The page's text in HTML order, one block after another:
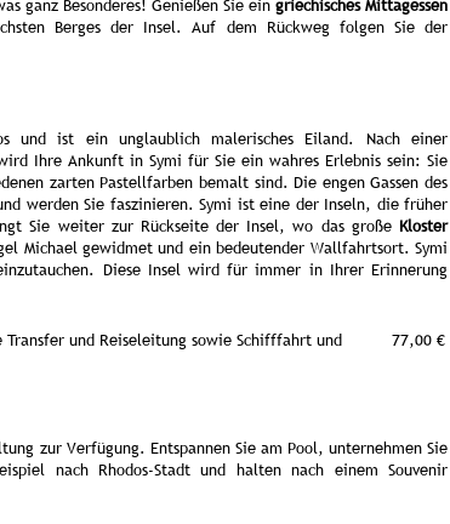
Berges der Insel. Auf dem Rückweg folgen Sie der
und ist ein unglaublich malerisches Eiland. Nach einer
Ihre Ankunft in Symi für Sie ein wahres Erlebnis sein: Sie
zarten Pastellfarben bemalt sind. Die engen Gassen des
werden Sie faszinieren. Symi ist eine der Inseln, die früher
Sie weiter zur Rückseite der Insel, wo das große Kloster
Michael gewidmet und ein bedeutender Wallfahrtsort. Symi
Diese Insel wird für immer in Ihrer Erinnerung
und Reiseleitung sowie Schifffahrt und
77,00 €
zur Verfügung. Entspannen Sie am Pool, unternehmen Sie
nach Rhodos-Stadt und halten nach einem Souvenir